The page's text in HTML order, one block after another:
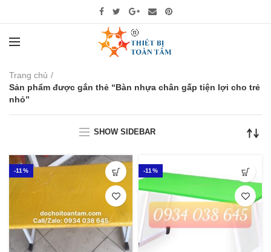
Trang chủ
Sản phẩm được gắn thẻ “Bàn nhựa chân gấp tiện lợi cho trẻ
nhỏ”
SHOW SIDEBAR
-11% -11%